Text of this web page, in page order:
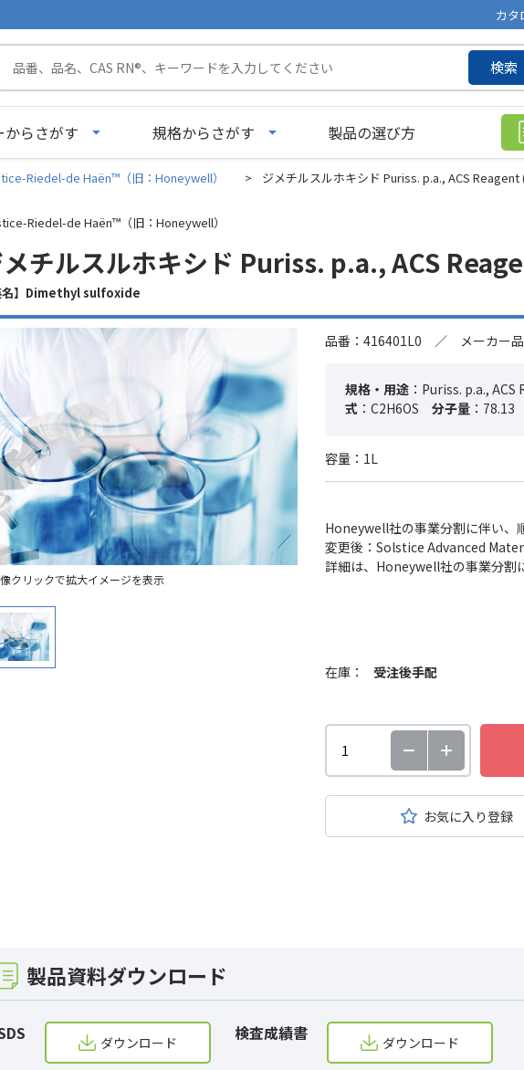
カタ
検索
からさがす 規格からさがす 製品の選び方
Riedel-de Haën™（旧：Honeywell） > ジメチルスルホキシド Puriss. p.a., ACS Reagent
Riedel-de Haën™（旧：Honeywell）
チルスルホキシド Puriss. p.a., ACS
名】Dimethyl sulfoxide
クリックで拡大イメージを表示
品番：416401L0 ／ メーカー
規格・用途 ：Puriss. p.a.,
式 ：C2H6OS 分子量 ：78.13
容量：1L
Honeywell社の事業分割に伴い、
変更後：Solstice Advanced
詳細は、Honeywell社の事業分割
在庫： 受注後手配
お気に入り登録
製品資料ダウンロード
ダウンロード 検査成績書 ダウンロード